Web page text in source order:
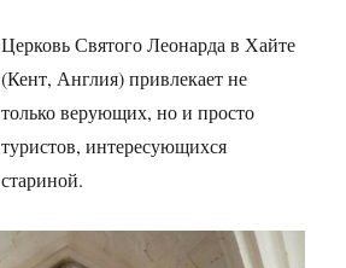
Церковь Святого Леонарда в Хайте
(Кент, Англия) привлекает не
только верующих, но и просто
туристов, интересующихся
стариной.